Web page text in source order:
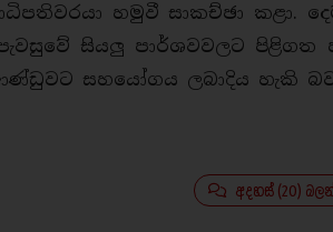
හමුවී සාකච්ඡා කළා.
පැවසුවේ සියලු පාර්ශවවලට
සහයෝගය ලබාදිය හැකි
අදහස් (20)